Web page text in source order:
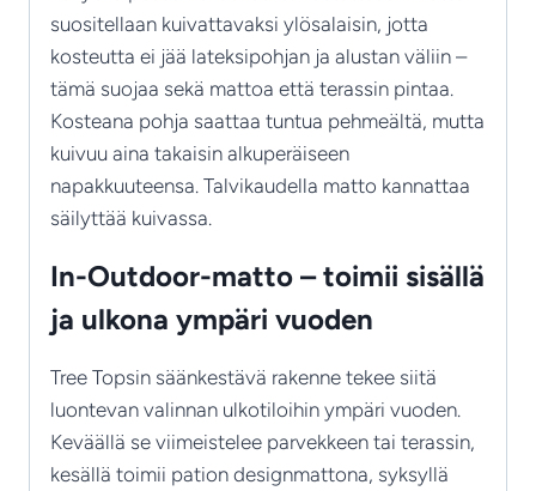
suositellaan kuivattavaksi ylösalaisin, jotta
kosteutta ei jää lateksipohjan ja alustan väliin –
tämä suojaa sekä mattoa että terassin pintaa.
Kosteana pohja saattaa tuntua pehmeältä, mutta
kuivuu aina takaisin alkuperäiseen
napakkuuteensa. Talvikaudella matto kannattaa
säilyttää kuivassa.
In-Outdoor-matto – toimii sisällä
ja ulkona ympäri vuoden
Tree Topsin säänkestävä rakenne tekee siitä
luontevan valinnan ulkotiloihin ympäri vuoden.
Keväällä se viimeistelee parvekkeen tai terassin,
kesällä toimii pation designmattona, syksyllä